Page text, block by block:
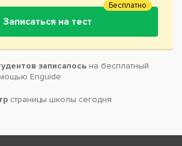
Записаться на тест
Бесплатно
записалось на бесплатный
Enguide
страницы школы сегодня